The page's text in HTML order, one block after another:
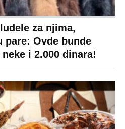
za njima,
pare: Ovde bunde
i 2.000 dinara!